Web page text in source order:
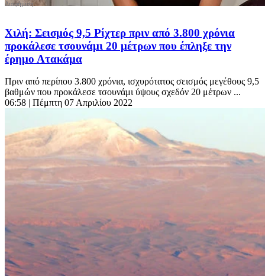
Χιλή: Σεισμός 9,5 Ρίχτερ πριν από 3.800 χρόνια
προκάλεσε τσουνάμι 20 μέτρων που έπληξε την
έρημο Ατακάμα
Πριν από περίπου 3.800 χρόνια, ισχυρότατος σεισμός μεγέθους 9,5
βαθμών που προκάλεσε τσουνάμι ύψους σχεδόν 20 μέτρων ...
06:58 | Πέμπτη 07 Απριλίου 2022